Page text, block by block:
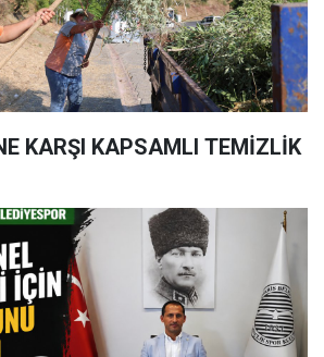
KARŞI KAPSAMLI TEMİZLİK